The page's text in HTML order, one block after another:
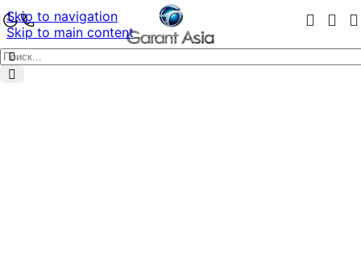
Skip to navigation
Skip to main content